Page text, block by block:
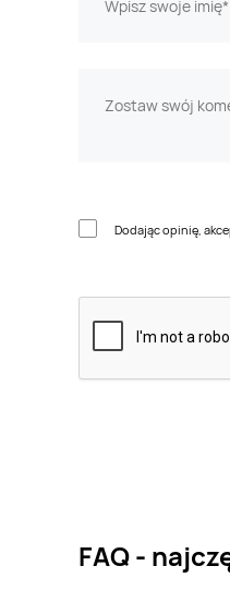
Dodając opinię,
FAQ -